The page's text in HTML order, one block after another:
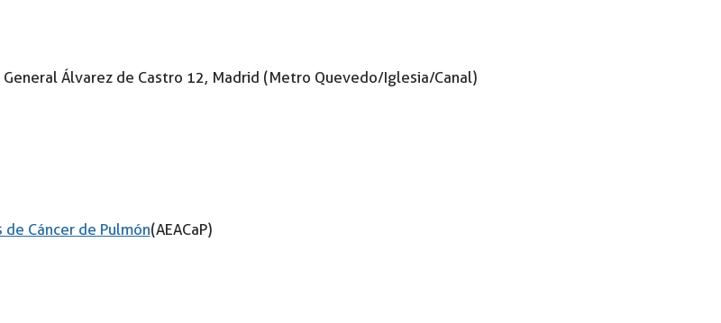
General Álvarez de Castro 12, Madrid (Metro Quevedo/Iglesia/Canal)
Cáncer de Pulmón(AEACaP)